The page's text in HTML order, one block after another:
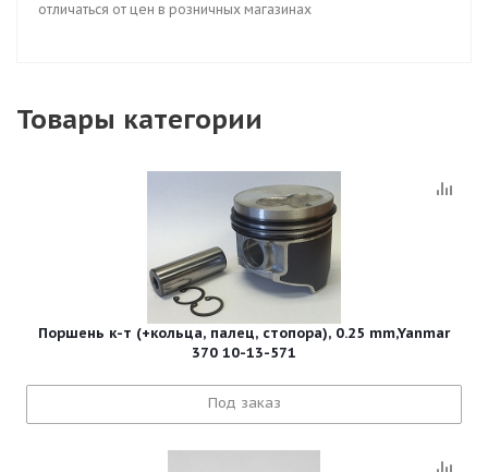
отличаться от цен в розничных магазинах
Товары категории
Поршень к-т (+кольца, палец, стопора), 0.25 mm,Yanmar
370 10-13-571
Под заказ